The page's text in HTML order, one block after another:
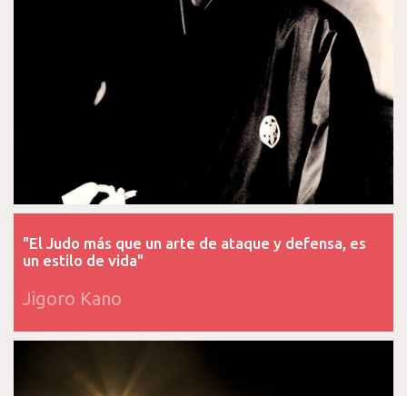
"El Judo más que un arte de ataque y defensa, es
un estilo de vida"
Jigoro Kano